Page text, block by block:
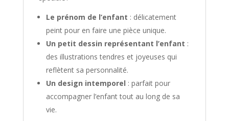
Le prénom de l’enfant : délicatement
peint pour en faire une pièce unique.
Un petit dessin représentant l’enfant :
des illustrations tendres et joyeuses qui
reflètent sa personnalité.
Un design intemporel : parfait pour
accompagner l’enfant tout au long de sa
vie.